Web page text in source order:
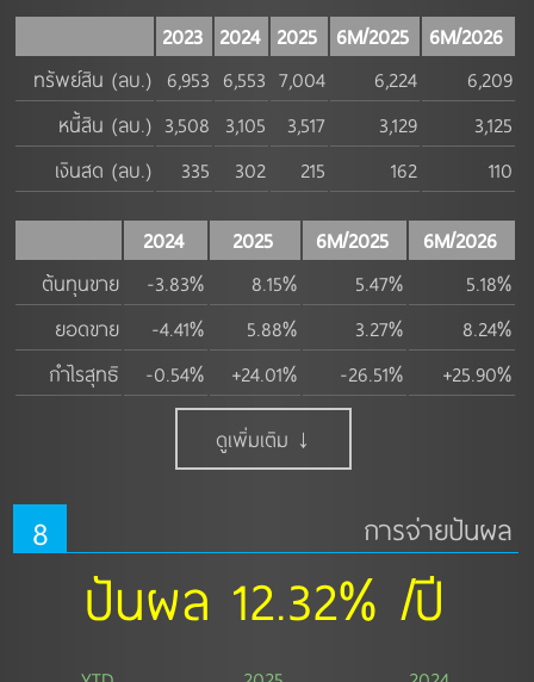
2023 2024 2025 6M/2025
6M/2026
ทรัพย์สิน (ลบ.) 6,953 6,553 7,004 6,224
6,209
หนี้สิน (ลบ.) 3,508 3,105 3,517 3,129
3,125
เงินสด (ลบ.)
335 302 215 162 110
2024 2025 6M/2025
6M/2026
ต้นทุนขาย
-3.83% 8.15% 5.47%
5.18%
ยอดขาย
-4.41% 5.88% 3.27%
8.24%
กำไรสุทธิ
-0.54% +24.01% -26.51% +25.90%
ดูเพิ่มเติม ↓
8 การจ่ายปันผล
ปันผล 12.32% /ปี